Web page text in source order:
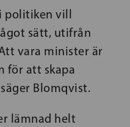
politiken vill
sätt, utifrån
vara minister är
för att skapa
Blomqvist.
lämnad helt